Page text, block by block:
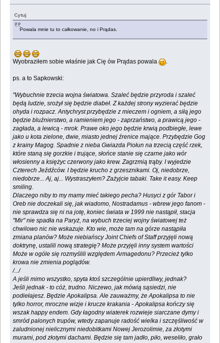
Cytuj
Powala mnie tu to całkowanie, no i Prądas.
Wyobraziłem sobie właśnie jak Cię ów Prądas powala
ps. a to Sapkowski:
"Wybuchnie trzecia wojna światowa. Szaleć będzie przyroda i szaleć
będą ludzie, srożył się będzie diabeł. Z każdej strony wyzierać będzie
ohyda i rozpacz. Antychryst przybędzie z mieczem i ogniem, a siłą jego
będzie bluźnierstwo, a ramieniem jego - zaprzaństwo, a prawicą jego -
zagłada, a lewicą - mrok. Prawe oko jego będzie krwią podbiegłe, lewe
jako u kota zielone, dwie, miasto jednej źrenice mające. Przybędzie Gog
z krainy Magog. Spadnie z nieba Gwiazda Piołun na trzecią część rzek,
które staną się gorzkie i trujące, słońce stanie się czarne jako wór
włosienny a księżyc czerwony jako krew. Zagrzmią trąby. I wyjedzie
Czterech Jeźdźców. I będzie krucho z grzesznikami. Oj, niedobrze,
niedobrze... Aj, aj... Wystraszyłem? Zażyjcie tabaki. Take it easy. Keep
smiling.
Dlaczego niby to my mamy mieć takiego pecha? Husyci z gór Tabor i
Oreb nie doczekali się, jak wiadomo, Nostradamus - wbrew jego fanom -
nie sprawdza się ni na jotę, koniec świata w 1999 nie nastąpił, stacja
"Mir" nie spadła na Paryż, na wybuch trzeciej wojny światowej też
chwilowo nic nie wskazuje. Kto wie, może tam na górze nastąpiła
zmiana planów? Może niebiańscy Joint Chiefs of Staff przyjęli nową
doktrynę, ustalili nową strategię? Może przyjęli inny system wartości
Może w ogóle się rozmyślili względem Armagedonu? Przecież tylko
krowa nie zmienia poglądów.
/.../
A jeśli mimo wszystko, spyta ktoś szczególnie upierdliwy, jednak?
Jeśli jednak - to cóż, trudno. Niczewo, jak mówią sąsiedzi, nie
podiełajesz. Będzie Apokalipsa. Ale zauważmy, że Apokalipsa to nie
tylko horror, mroczne wizje i krucze krakania - Apokalipsa kończy się
wszak happy endem. Gdy łagodny wiaterek rozwieje siarczane dymy i
smród palonych trupów, wtedy zapanuje radość wielka i szczęśliwość w
zaludnionej nielicznymi niedobitkami Nowej Jerozolimie, za złotymi
murami, pod złotymi dachami. Będzie się tam jadło, piło, weseliło, grało